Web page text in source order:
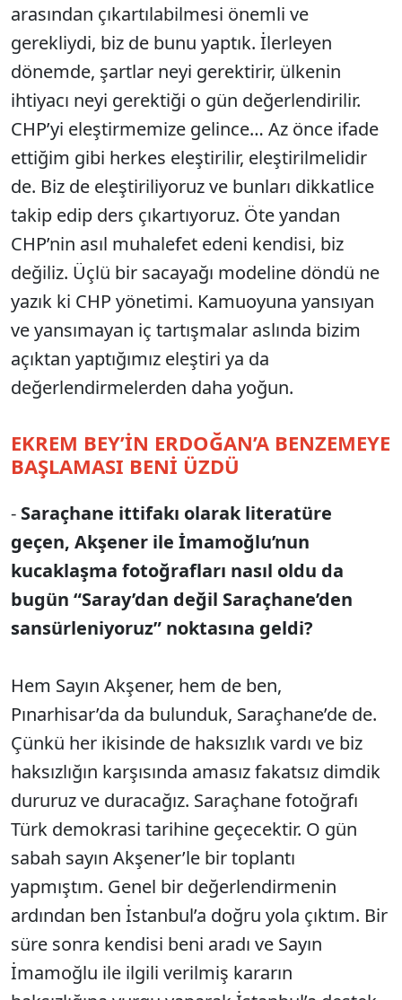
arasından çıkartılabilmesi önemli ve
gerekliydi, biz de bunu yaptık. İlerleyen
dönemde, şartlar neyi gerektirir, ülkenin
ihtiyacı neyi gerektiği o gün değerlendirilir.
CHP’yi eleştirmemize gelince… Az önce ifade
ettiğim gibi herkes eleştirilir, eleştirilmelidir
de. Biz de eleştiriliyoruz ve bunları dikkatlice
takip edip ders çıkartıyoruz. Öte yandan
CHP’nin asıl muhalefet edeni kendisi, biz
değiliz. Üçlü bir sacayağı modeline döndü ne
yazık ki CHP yönetimi. Kamuoyuna yansıyan
ve yansımayan iç tartışmalar aslında bizim
açıktan yaptığımız eleştiri ya da
değerlendirmelerden daha yoğun.
EKREM BEY’İN ERDOĞAN’A BENZEMEYE
BAŞLAMASI BENİ ÜZDÜ
- Saraçhane ittifakı olarak literatüre
geçen, Akşener ile İmamoğlu’nun
kucaklaşma fotoğrafları nasıl oldu da
bugün “Saray’dan değil Saraçhane’den
sansürleniyoruz” noktasına geldi?
Hem Sayın Akşener, hem de ben,
Pınarhisar’da da bulunduk, Saraçhane’de de.
Çünkü her ikisinde de haksızlık vardı ve biz
haksızlığın karşısında amasız fakatsız dimdik
dururuz ve duracağız. Saraçhane fotoğrafı
Türk demokrasi tarihine geçecektir. O gün
sabah sayın Akşener’le bir toplantı
yapmıştım. Genel bir değerlendirmenin
ardından ben İstanbul’a doğru yola çıktım. Bir
süre sonra kendisi beni aradı ve Sayın
İmamoğlu ile ilgili verilmiş kararın